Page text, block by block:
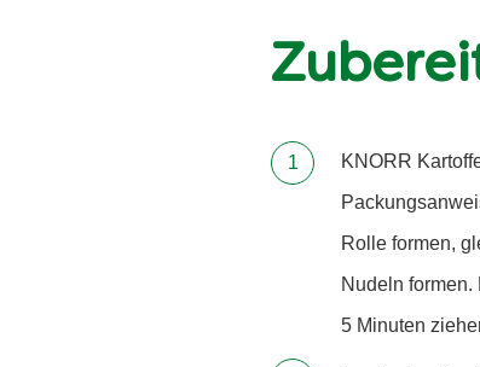
KNORR
Rolle formen,
Nudeln
5 Minuten